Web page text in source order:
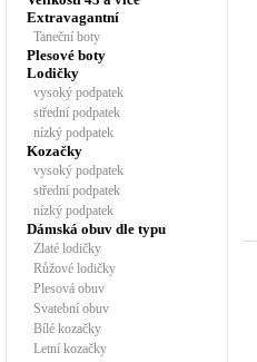
Extravagantní
Taneční boty
Plesové boty
Lodičky
vysoký podpatek
střední podpatek
nízký podpatek
Kozačky
vysoký podpatek
střední podpatek
nízký podpatek
Dámská obuv dle typu
Zlaté lodičky
Růžové lodičky
Plesová obuv
Svatební obuv
Bílé kozačky
Letní kozačky